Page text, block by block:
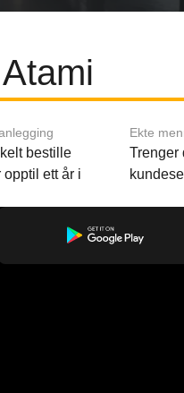
bestille
ett år i
Ekte
Trenger